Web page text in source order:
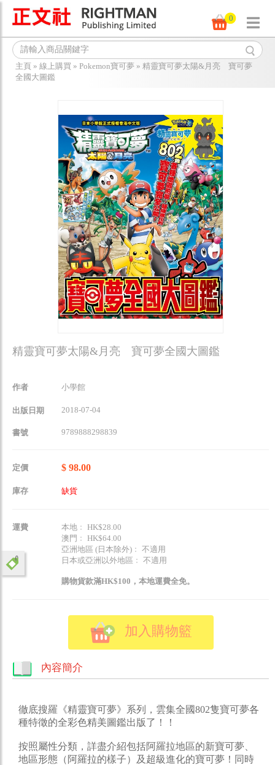
0
主頁 » 線上購買 » Pokemon寶可夢 » 精靈寶可夢太陽&月亮 寶可夢
全國大圖鑑
精靈寶可夢太陽&月亮 寶可夢全國大圖鑑
作者 小學館
出版日期 2018-07-04
書號 9789888298839
定價 $ 98.00
庫存 缺貨
運費
本地﹕ HK$28.00
澳門﹕ HK$64.00
亞洲地區 (日本除外)﹕ 不適用
日本或亞洲以外地區﹕ 不適用
購物貨款滿HK$100，本地運費全免。
加入購物籃
內容簡介
徹底搜羅《精靈寶可夢》系列，雲集全國802隻寶可夢各
種特徵的全彩色精美圖鑑出版了！！
按照屬性分類，詳盡介紹包括阿羅拉地區的新寶可夢、
地區形態（阿羅拉的樣子）及超級進化的寶可夢！同時